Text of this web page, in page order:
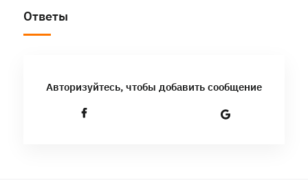
Ответы
Авторизуйтесь, чтобы добавить сообщение